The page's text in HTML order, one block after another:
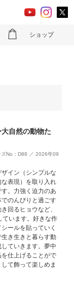
ショップ
自然の動物た
No：D88 ／ 2026年09
イン（シンプルな
表現）を取り入れ
。力強く迫力のあ
のんびりと過ごす
回るヒョウなど、
ています。好きな作
ールを貼っていく
き生きと暮らす動
ていきます。夢中
仕上げることがで
て飾って楽しめま